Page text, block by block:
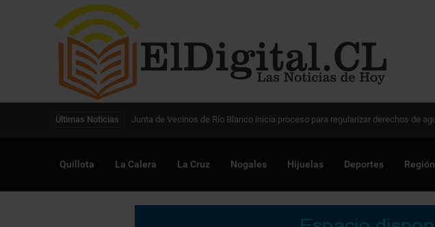
Últimas Noticias Digitalización de la gestión pública avanza en Chile para optimizar proyectos
Quillota La Calera La Cruz Nogales Hijuelas Deportes Región